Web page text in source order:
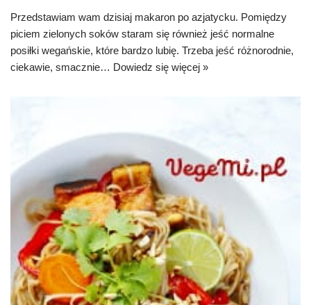
Przedstawiam wam dzisiaj makaron po azjatycku. Pomiędzy
piciem zielonych soków staram się również jeść normalne
posiłki wegańskie, które bardzo lubię. Trzeba jeść różnorodnie,
ciekawie, smacznie… Dowiedz się więcej »